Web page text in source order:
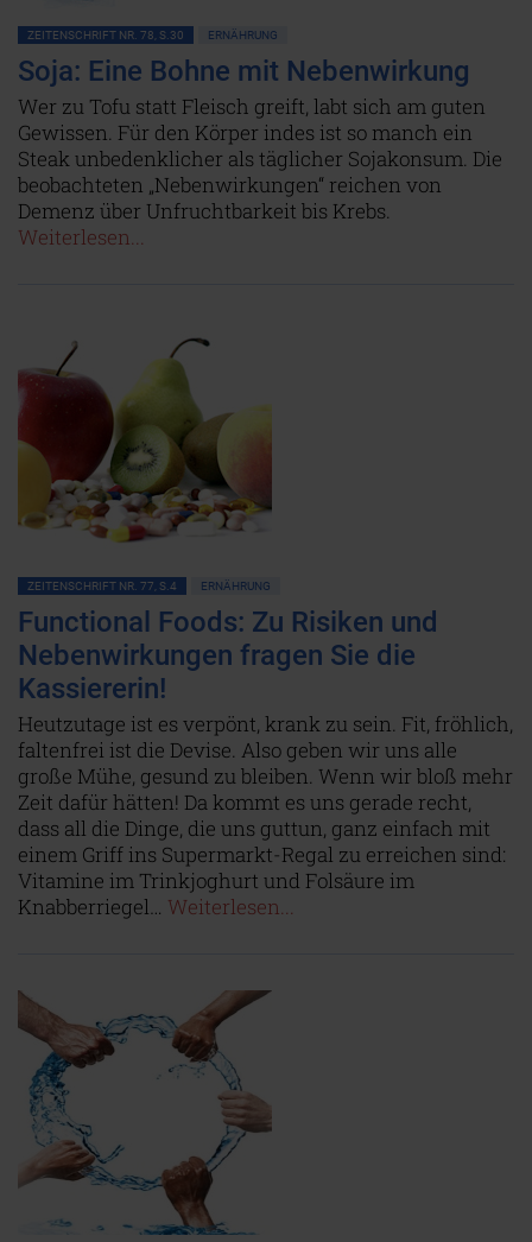
ZEITENSCHRIFT NR. 78, S.30 ERNÄHRUNG
Soja: Eine Bohne mit Nebenwirkung
Wer zu Tofu statt Fleisch greift, labt sich am guten
Gewissen. Für den Körper indes ist so manch ein
Steak unbedenklicher als täglicher Sojakonsum. Die
beobachteten „Nebenwirkungen“ reichen von
Demenz über Unfruchtbarkeit bis Krebs.
Weiterlesen...
ZEITENSCHRIFT NR. 77, S.4 ERNÄHRUNG
Functional Foods: Zu Risiken und
Nebenwirkungen fragen Sie die
Kassiererin!
Heutzutage ist es verpönt, krank zu sein. Fit, fröhlich,
faltenfrei ist die Devise. Also geben wir uns alle
große Mühe, gesund zu bleiben. Wenn wir bloß mehr
Zeit dafür hätten! Da kommt es uns gerade recht,
dass all die Dinge, die uns guttun, ganz einfach mit
einem Griff ins Supermarkt-Regal zu erreichen sind:
Vitamine im Trinkjoghurt und Folsäure im
Knabberriegel… Weiterlesen...